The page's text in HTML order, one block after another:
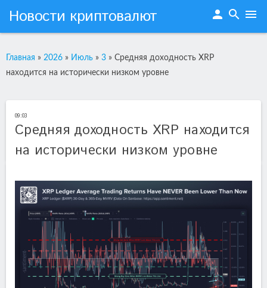
Новости криптовалют person search menu
Главная » 2026 » Июль » 3 » Средняя доходность XRP
находится на исторически низком уровне
09:03
Средняя доходность XRP находится
на исторически низком уровне